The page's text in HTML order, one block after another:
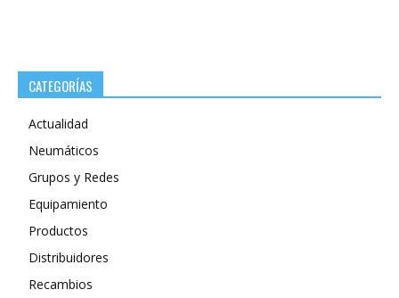
CATEGORÍAS
Actualidad
Neumáticos
Grupos y Redes
Equipamiento
Productos
Distribuidores
Recambios